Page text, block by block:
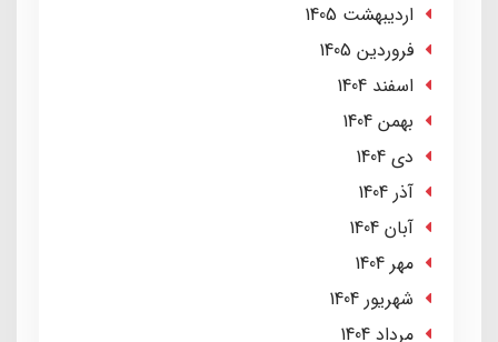
ارديبهشت 1405
فروردین 1405
اسفند 1404
بهمن 1404
دی 1404
آذر 1404
آبان 1404
مهر 1404
شهریور 1404
مرداد 1404